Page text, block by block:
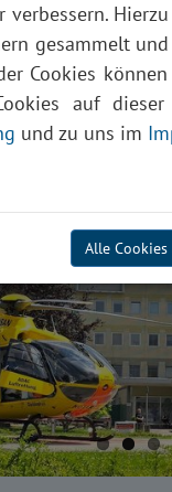
gesammelt
Cookies
auf
und zu uns im
Alle